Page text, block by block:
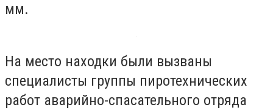
мм.
На место находки были вызваны
специалисты группы пиротехнических
работ аварийно-спасательного отряда